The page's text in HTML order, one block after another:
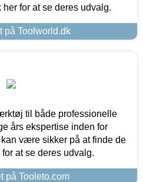
for at se deres udvalg.
på Toolworld.dk
til både professionelle
års ekspertise inden for
være sikker på at finde de
at se deres udvalg.
på Tooleto.com